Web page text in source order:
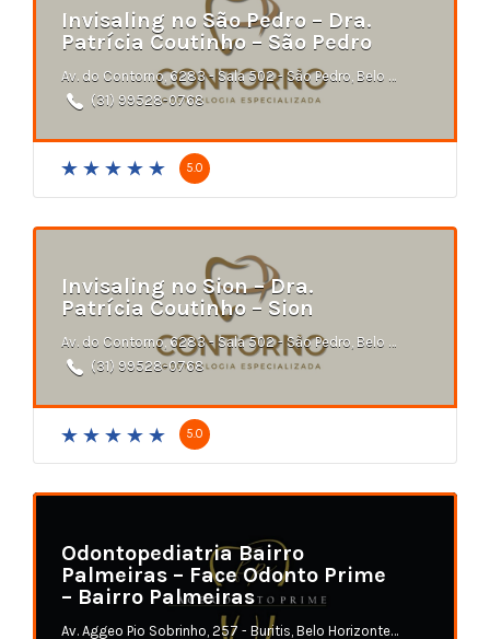
Invisaling no São Pedro – Dra.
Patrícia Coutinho – São Pedro
Av. do Contorno, 6283 - Sala 502 - São Pedro, Belo Horizonte - MG
(31) 99528-0768
5.0
Invisaling no Sion – Dra.
Patrícia Coutinho – Sion
Av. do Contorno, 6283 - Sala 502 - São Pedro, Belo Horizonte - MG
(31) 99528-0768
5.0
Odontopediatria Bairro
Palmeiras – Face Odonto Prime
– Bairro Palmeiras
Av. Aggeo Pio Sobrinho, 257 - Buritis, Belo Horizonte - MG